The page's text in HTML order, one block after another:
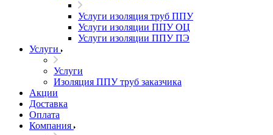
Услуги изоляция труб ППУ
Услуги изоляции ППУ ОЦ
Услуги изоляции ППУ ПЭ
Услуги
Услуги
Изоляция ППУ труб заказчика
Акции
Доставка
Оплата
Компания